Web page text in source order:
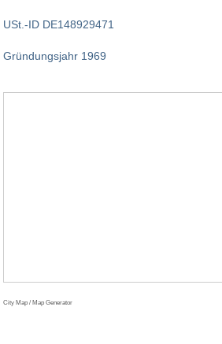
USt.-ID DE148929471
Gründungsjahr 1969
City Map / Map Generator